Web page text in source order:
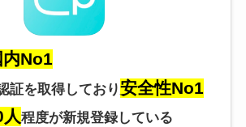
内No1
証を取得しており安全性No1
人程度が新規登録している